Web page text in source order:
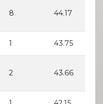
8 44.17
1 43.75
2 43.66